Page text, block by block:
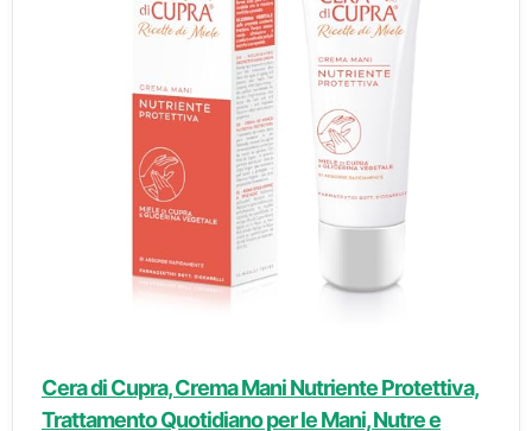
Cera di Cupra, Crema Mani Nutriente Protettiva,
Trattamento Quotidiano per le Mani, Nutre e